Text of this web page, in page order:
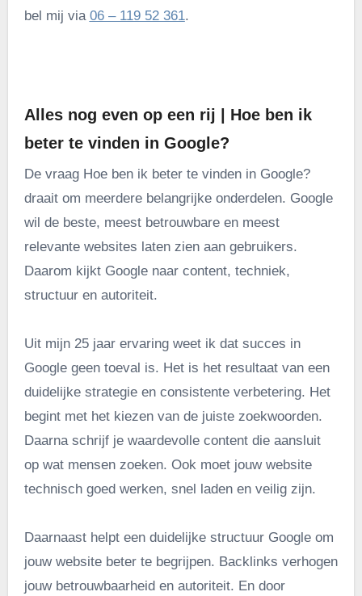
bel mij via 06 – 119 52 361.
Alles nog even op een rij | Hoe ben ik
beter te vinden in Google?
De vraag Hoe ben ik beter te vinden in Google?
draait om meerdere belangrijke onderdelen. Google
wil de beste, meest betrouwbare en meest
relevante websites laten zien aan gebruikers.
Daarom kijkt Google naar content, techniek,
structuur en autoriteit.
Uit mijn 25 jaar ervaring weet ik dat succes in
Google geen toeval is. Het is het resultaat van een
duidelijke strategie en consistente verbetering. Het
begint met het kiezen van de juiste zoekwoorden.
Daarna schrijf je waardevolle content die aansluit
op wat mensen zoeken. Ook moet jouw website
technisch goed werken, snel laden en veilig zijn.
Daarnaast helpt een duidelijke structuur Google om
jouw website beter te begrijpen. Backlinks verhogen
jouw betrouwbaarheid en autoriteit. En door